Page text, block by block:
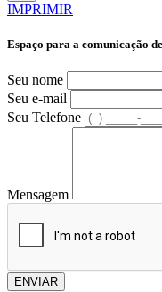
IMPRIMIR
Espaço para a comunicação
Seu nome
Seu e-mail
Seu Telefone
Mensagem
ENVIAR